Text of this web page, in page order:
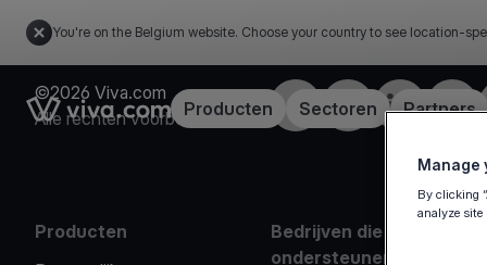
You're on the Belgium website. Choose your country to see location-
Link to the homepageProducten Sectoren Partners
©2026 Viva.com
Alle rechten voorbehouden
Facebook
X LinkedIn
Producten
Bedrijven die we
ondersteunen
Manage
By clicking
analyze